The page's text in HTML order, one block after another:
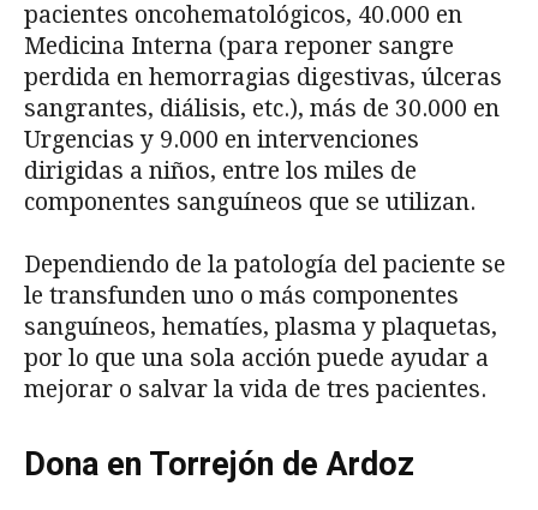
pacientes oncohematológicos, 40.000 en
Medicina Interna (para reponer sangre
perdida en hemorragias digestivas, úlceras
sangrantes, diálisis, etc.), más de 30.000 en
Urgencias y 9.000 en intervenciones
dirigidas a niños, entre los miles de
componentes sanguíneos que se utilizan.
Dependiendo de la patología del paciente se
le transfunden uno o más componentes
sanguíneos, hematíes, plasma y plaquetas,
por lo que una sola acción puede ayudar a
mejorar o salvar la vida de tres pacientes.
Dona en Torrejón de Ardoz